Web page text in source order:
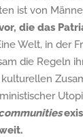
ist von
die das
Welt, in der
die Regeln